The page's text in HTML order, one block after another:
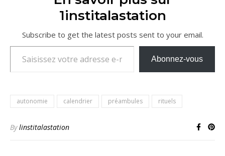
1institalastation
Subscribe to get the latest posts sent to your email.
Saisissez votre adresse e-mail…
Abonnez-vous
autonomie calendrier préambules rituels
Bylinstitalastation